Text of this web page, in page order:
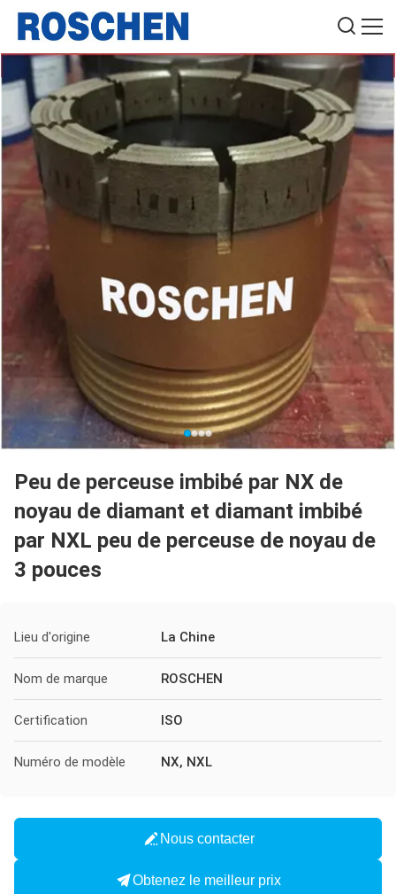
Peu de perceuse imbibé par NX de
noyau de diamant et diamant imbibé
par NXL peu de perceuse de noyau de
3 pouces
Lieu d'origine La Chine
Nom de marque ROSCHEN
Certification ISO
Numéro de modèle NX, NXL
Nous contacter
Obtenez le meilleur prix